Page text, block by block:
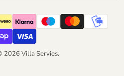
2026 Villa Servies.